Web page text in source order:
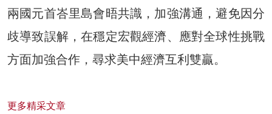
兩國元首峇里島會晤共識，加強溝通，避免因分
歧導致誤解，在穩定宏觀經濟、應對全球性挑戰
方面加強合作，尋求美中經濟互利雙贏。
更多精采文章